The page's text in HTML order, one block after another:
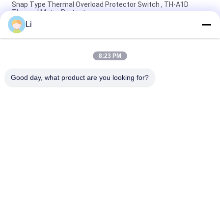
Snap Type Thermal Overload Protector Switch , TH-A1D
Thermal Motor Protector
Plastic Case Thermal Protection Switch Normally Open Type
For Lighting Devices
High Sensitive Thermal Overload Protector Switch Resettable
Li
8:23 PM
Good day, what product are you looking for?